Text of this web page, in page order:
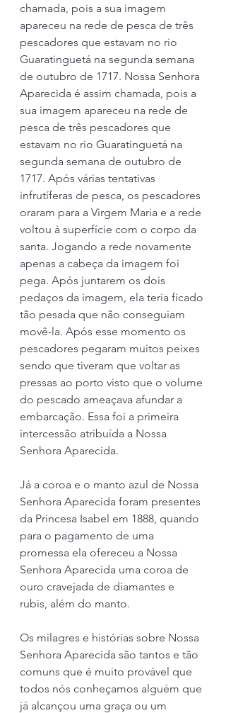
chamada, pois a sua imagem
apareceu na rede de pesca de três
pescadores que estavam no rio
Guaratinguetá na segunda semana
de outubro de 1717. Nossa Senhora
Aparecida é assim chamada, pois a
sua imagem apareceu na rede de
pesca de três pescadores que
estavam no rio Guaratinguetá na
segunda semana de outubro de
1717. Após várias tentativas
infrutíferas de pesca, os pescadores
oraram para a Virgem Maria e a rede
voltou à superfície com o corpo da
santa. Jogando a rede novamente
apenas a cabeça da imagem foi
pega. Após juntarem os dois
pedaços da imagem, ela teria ficado
tão pesada que não conseguiam
movê-la. Após esse momento os
pescadores pegaram muitos peixes
sendo que tiveram que voltar as
pressas ao porto visto que o volume
do pescado ameaçava afundar a
embarcação. Essa foi a primeira
intercessão atribuída a Nossa
Senhora Aparecida.
Já a coroa e o manto azul de Nossa
Senhora Aparecida foram presentes
da Princesa Isabel em 1888, quando
para o pagamento de uma
promessa ela ofereceu a Nossa
Senhora Aparecida uma coroa de
ouro cravejada de diamantes e
rubis, além do manto.
Os milagres e histórias sobre Nossa
Senhora Aparecida são tantos e tão
comuns que é muito provável que
todos nós conheçamos alguém que
já alcançou uma graça ou um